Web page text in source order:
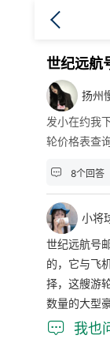
世纪远航
扬州
发小在约我
轮价格表查
 8个回答
小将
世纪远航号
的，它与飞
择，这艘游
数量的大型
 我也